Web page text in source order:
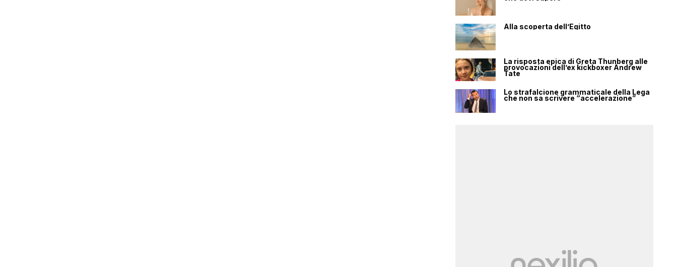
Alla scoperta dell’Egitto
La risposta epica di Greta Thunberg alle
provocazioni dell’ex kickboxer Andrew
Tate
Lo strafalcione grammaticale della Lega
che non sa scrivere “accelerazione”